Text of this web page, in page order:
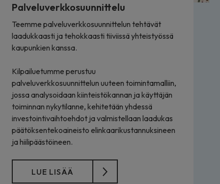
Palveluverkkosuunnittelu
Teemme palveluverkkosuunnittelun tehtävät
laadukkaasti ja tehokkaasti tiiviissä yhteistyössä
kaupunkien kanssa.
Kilpailuetumme perustuu
palveluverkkosuunnittelun uuteen toimintamalliin,
jossa analysoidaan kiinteistökannan ja käyttäjän
toiminnan nykytilanne, kehitetään yhdessä
investointivaihtoehdot ja valmistellaan laadukas
päätöksentekoaineisto elinkaarikustannuksineen
ja hiilipäästöineen.
LUE LISÄÄ